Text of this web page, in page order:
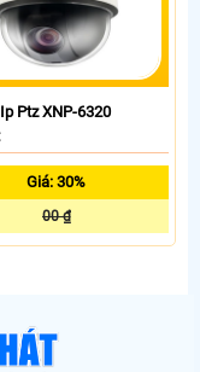
Ptz XNP-6320
Giá: 30%
00 ₫